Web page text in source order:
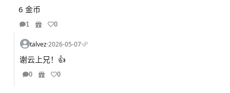
6 金币
1 0
talvez·2026-05-07·
谢云上兄！👍
0 0